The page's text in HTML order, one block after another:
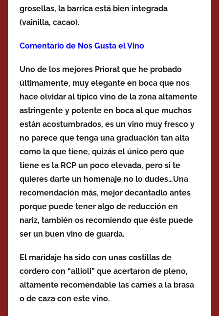
grosellas, la barrica está bien integrada
(vainilla, cacao).
Comentario de Nos Gusta el Vino
Uno de los mejores Priorat que he probado
últimamente, muy elegante en boca que nos
hace olvidar al típico vino de la zona altamente
astringente y potente en boca al que muchos
están acostumbrados, es un vino muy fresco y
no parece que tenga una graduación tan alta
como la que tiene, quizás el único pero que
tiene es la RCP un poco elevada, pero si te
quieres darte un homenaje no lo dudes…Una
recomendación más, mejor decantadlo antes
porque puede tener algo de reducción en
nariz, también os recomiendo que éste puede
ser un buen vino de guarda.
El maridaje ha sido con unas costillas de
cordero con “allioli” que acertaron de pleno,
altamente recomendable las carnes a la brasa
o de caza con este vino.